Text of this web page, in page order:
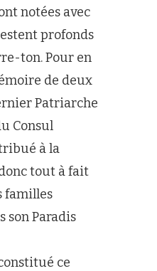
notées avec
profonds
ton. Pour en
de deux
Patriarche
Consul
à la
tout à fait
familles
son Paradis
ce